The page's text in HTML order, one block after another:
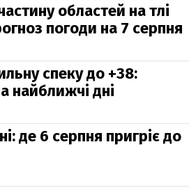
областей на тлі
погоди на 7 серпня
спеку до +38:
найближчі дні
де 6 серпня пригріє до